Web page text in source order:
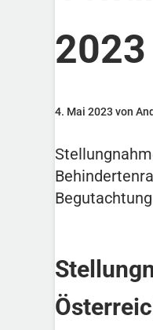
2023
4. Mai 2023 von